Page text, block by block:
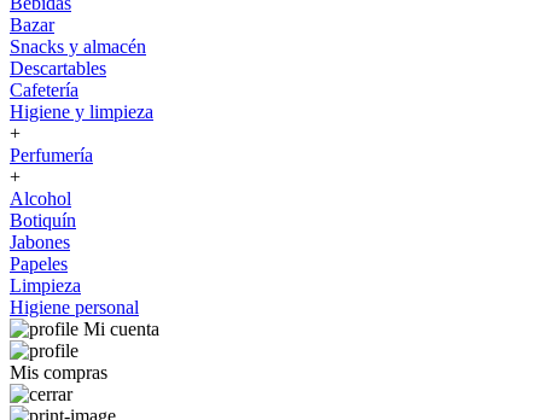
Bazar
Snacks y almacén
Descartables
Cafetería
Higiene y limpieza
+
Perfumería
+
Alcohol
Botiquín
Jabones
Papeles
Limpieza
Higiene personal
Mi cuenta
Mis compras